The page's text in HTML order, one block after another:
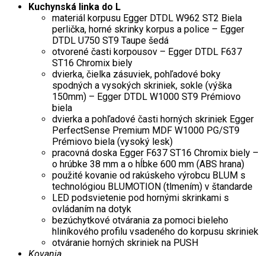
Kuchynská linka do L
materiál korpusu Egger DTDL W962 ST2 Biela
perlička, horné skrinky korpus a police – Egger
DTDL U750 ST9 Taupe šedá
otvorené časti korpousov – Egger DTDL F637
ST16 Chromix biely
dvierka, čielka zásuviek, pohľadové boky
spodných a vysokých skriniek, sokle (výška
150mm) – Egger DTDL W1000 ST9 Prémiovo
biela
dvierka a pohľadové časti horných skriniek Egger
PerfectSense Premium MDF W1000 PG/ST9
Prémiovo biela (vysoký lesk)
pracovná doska Egger F637 ST16 Chromix biely –
o hrúbke 38 mm a o hĺbke 600 mm (ABS hrana)
použité kovanie od rakúskeho výrobcu BLUM s
technológiou BLUMOTION (tlmením) v štandarde
LED podsvietenie pod hornými skrinkami s
ovládaním na dotyk
bezúchytkové otvárania za pomoci bieleho
hliníkového profilu vsadeného do korpusu skriniek
otváranie horných skriniek na PUSH
Kovania